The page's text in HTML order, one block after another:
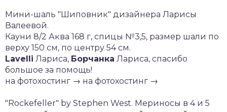
Мини-шаль "Шиповник" дизайнера Ларисы
Валеевой.
Кауни 8/2 Аква 168 г, спицы №3,5, размер шали по
верху 150 см, по центру 54 см.
Lavelli Лариса, Борчанка Лариса, спасибо
большое за помощь!
на фотохостинг → на фотохостинг →
"Rockefeller" by Stephen West. Мериносы в 4 и 5